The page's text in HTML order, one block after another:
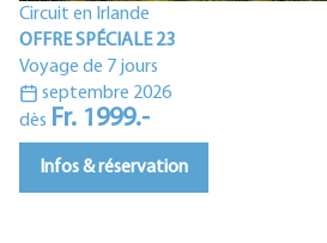
Circuit en Irlande
OFFRE SPÉCIALE 23
Voyage de 7 jours
septembre 2026
dès Fr. 1999.-
Infos & réservation